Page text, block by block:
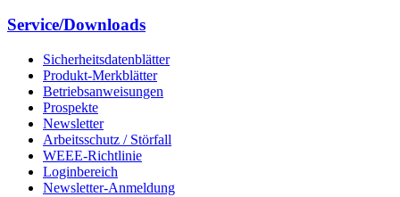
Service/Downloads
Sicherheitsdatenblätter
Produkt-Merkblätter
Betriebsanweisungen
Prospekte
Newsletter
Arbeitsschutz / Störfall
WEEE-Richtlinie
Loginbereich
Newsletter-Anmeldung